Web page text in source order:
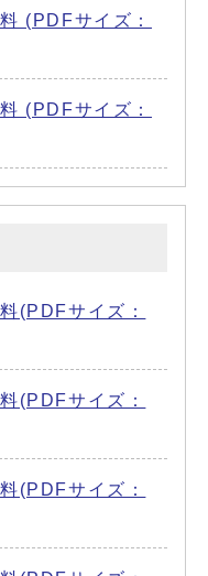
(PDFサイズ：
(PDFサイズ：
(PDFサイズ：
(PDFサイズ：
(PDFサイズ：